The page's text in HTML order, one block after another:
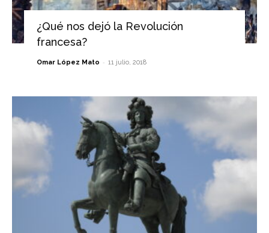
¿Qué nos dejó la Revolución
francesa?
Omar López Mato - 11 julio, 2018